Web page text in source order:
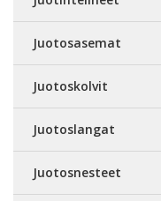
Juotosasemat
Juotoskolvit
Juotoslangat
Juotosnesteet